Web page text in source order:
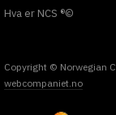
Hva er NCS ®©
Copyright © Norwegian
webcompaniet.no